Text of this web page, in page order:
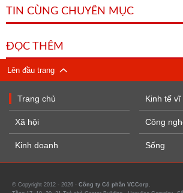
TIN CÙNG CHUYÊN MỤC
ĐỌC THÊM
Lên đầu trang
Trang chủ
Xã hội
Kinh doanh
Kinh tế vĩ
Công
Sống
© Copyright 2012 - 2026 - Công ty Cổ phần VCCorp.